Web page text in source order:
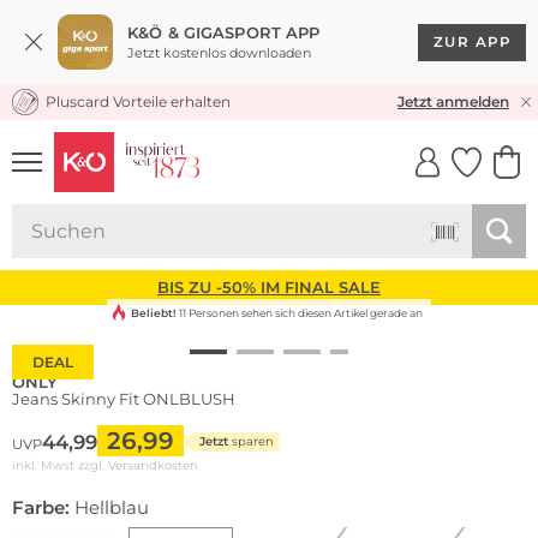
K&Ö & GIGASPORT APP
Jetzt kostenlos downloaden
ZUR APP
KOSTENLOSER VERSAND* & RÜCKVERSAND
Pluscard Vorteile erhalten Jetzt anmelden
UNSERE APP
CLICK &
BIS ZU -50% IM FINAL SALE
DEAL
Beliebt! 11 Personen sehen sich diesen Artikel gerade an
ONLY
Jeans Skinny Fit ONLBLUSH
UVP44,99 26,99 Jetzt sparen
inkl. Mwst zzgl. Versandkosten
Farbe: Hellblau